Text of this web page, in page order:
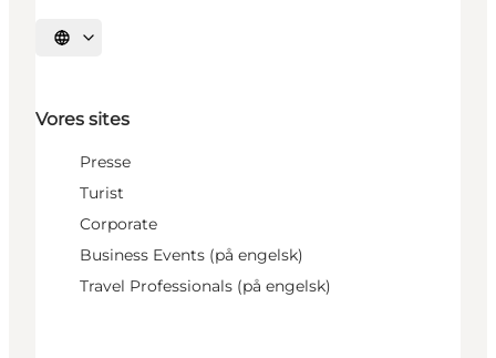
Vælg sprog
Vores sites
Presse
Turist
Corporate
Business Events (på engelsk)
Travel Professionals (på engelsk)